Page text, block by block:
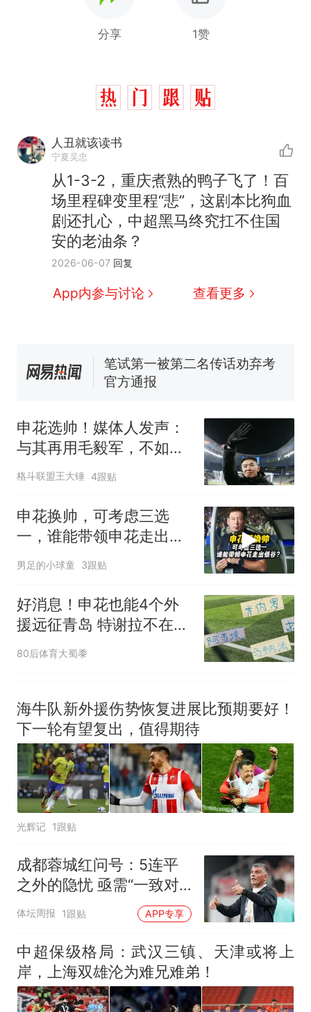
分享 1赞
人丑就该读书
宁夏吴忠
从1-3-2，重庆煮熟的鸭子飞了！百
场里程碑变里程“悲”，这剧本比狗血
剧还扎心，中超黑马终究扛不住国
安的老油条？
2026-06-07 回复
App内参与讨论 查看更多
热
那个在床头放菜刀的女孩，
因老师一句“跟我回家”改写了
人生
新
制裁瓜子饺子，美国怕什
么？
费大厨“全国小炒肉大王”称
号，仅凭视频评出？中国烹饪
协会回应
男子上山采菌偶然发现鸡枞菌
140多朵
美国渔民钓获鲨鱼徒手将其拽
官方通报
热 那个在床头放菜刀的女孩，
因老师一句“跟我回家”改写了
申花选帅！媒体人发声：
与其再用毛毅军，不如给
于汉超一次机会
格斗联盟王大锤 4跟贴
申花换帅，可考虑三选
一，谁能带领申花走出低
男足的小球童 3跟贴
好消息！申花也能4个外
援远征青岛 特谢拉不在
米内罗是首发还是替补
80后体育大蜀黍
海牛队新外援伤势恢复进展比预期要好！
下一轮有望复出，值得期待
光辉记 1跟贴
成都蓉城红问号：5连平
之外的隐忧 亟需“一致对
外”
体坛周报 1跟贴 APP专享
中超保级格局：武汉三镇、天津或将上
岸，上海双雄沦为难兄难弟！